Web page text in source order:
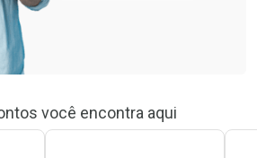
você encontra aqui